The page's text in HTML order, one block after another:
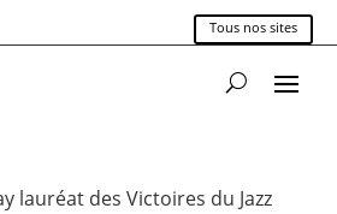
Tous nos sites
lauréat des Victoires du Jazz